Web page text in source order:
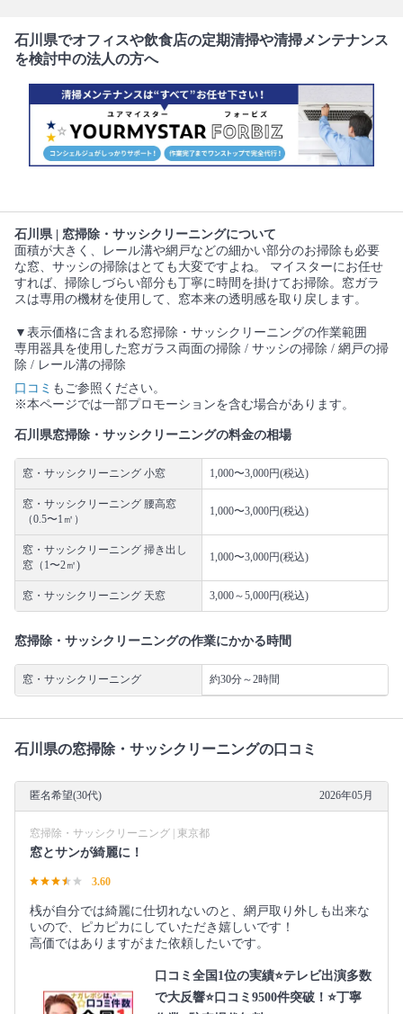
石川県でオフィスや飲食店の定期清掃や清掃メンテナンス
を検討中の法人の方へ
石川県 | 窓掃除・サッシクリーニングについて
面積が大きく、レール溝や網戸などの細かい部分のお掃除も必要
な窓、サッシの掃除はとても大変ですよね。 マイスターにお任せ
すれば、掃除しづらい部分も丁寧に時間を掛けてお掃除。窓ガラ
スは専用の機材を使用して、窓本来の透明感を取り戻します。
▼表示価格に含まれる窓掃除・サッシクリーニングの作業範囲
専用器具を使用した窓ガラス両面の掃除 / サッシの掃除 / 網戸の掃
除 / レール溝の掃除
口コミ もご参照ください。
※本ページでは一部プロモーションを含む場合があります。
石川県窓掃除・サッシクリーニングの料金の相場
窓・サッシクリーニング 小窓 1,000〜3,000円(税込)
窓・サッシクリーニング 腰高窓
（0.5〜1㎡）
1,000〜3,000円(税込)
窓・サッシクリーニング 掃き出し
窓（1〜2㎡)
1,000〜3,000円(税込)
窓・サッシクリーニング 天窓 3,000～5,000円(税込)
窓掃除・サッシクリーニングの作業にかかる時間
窓・サッシクリーニング 約30分～2時間
石川県の窓掃除・サッシクリーニングの口コミ
匿名希望(30代) 2026年05月
窓掃除・サッシクリーニング | 東京都
窓とサンが綺麗に！
3.60
桟が自分では綺麗に仕切れないのと、網戸取り外しも出来な
いので、ピカピカにしていただき嬉しいです！
高価ではありますがまた依頼したいです。
口コミ全国1位の実績⭐テレビ出演多数
で大反響⭐口コミ9500件突破！⭐丁寧